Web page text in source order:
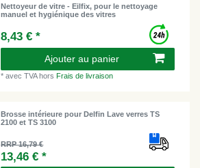
Nettoyeur de vitre - Eilfix, pour le nettoyage
manuel et hygiénique des vitres
8,43 € *
Ajouter au panier
*avec TVAhorsFrais de livraison
Brosse intérieure pour Delfin Lave verres TS
2100 et TS 3100
RRP 16,79 €
13,46 € *